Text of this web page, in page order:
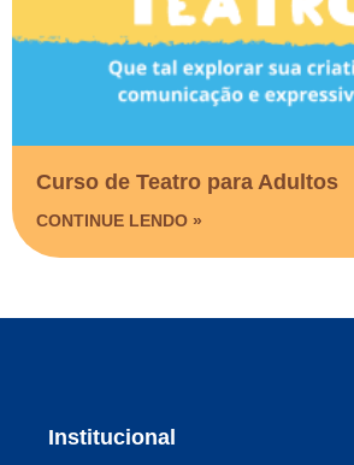
Curso de Teatro para Adultos
CONTINUE LENDO »
Institucional